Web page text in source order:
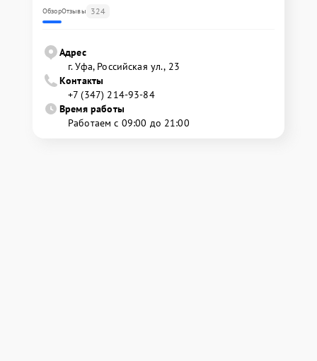
ОбзорОтзывы 324
Адрес
г. Уфа, Российская ул., 23
Контакты
+7 (347) 214-93-84
Время работы
Работаем с 09:00 до 21:00